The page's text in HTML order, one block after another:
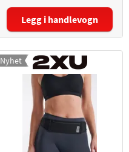
Størrelse:
Legg i handlevogn
Nyhet